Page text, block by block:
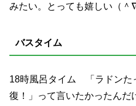
みたい。とっても嬉しい（＾∇
バスタイム
18時風呂タイム 「ラドンた
復！」って言いたかったんだ